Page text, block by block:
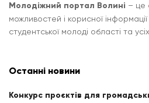
Молодіжний портал Волині – це
можливостей і корисної інформації
студентської молоді області та
Останні новини
Конкурс проєктів для